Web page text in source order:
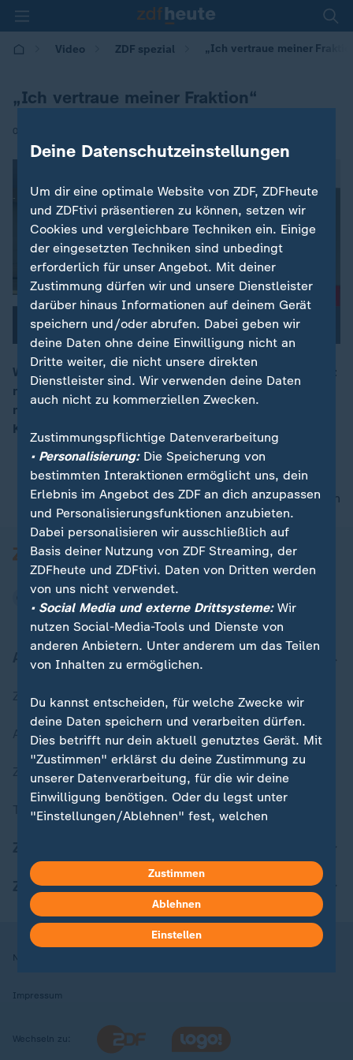
Video ZDF spezial „Ich vertraue meiner
„Ich vertraue meiner Fraktion“
06.05.2025 | 19:30
00:16
Wichtig sei, dass am Ende dieses Tages Friedrich Merz
neuer Bundeskanzler ist. Gemeinsam wolle man jetzt
nach vorne blicken, sagt der neue Finanzminister Lars
Klingbeil.
nach oben
Aktuell bei ZDFheute
Zuletzt veröffentlicht
Aktuelle Sendungs-Videos
ZDFheute Stories
Themen im Überblick
ZDFheute Apps
Nutzungsbedingungen
Impressum
Wechseln zu:
Deine Datenschutzeinstellungen
Um dir eine optimale Website von ZDF, ZDFheute
und ZDFtivi präsentieren zu können, setzen wir
Cookies und vergleichbare Techniken ein. Einige
der eingesetzten Techniken sind unbedingt
erforderlich für unser Angebot. Mit deiner
Zustimmung dürfen wir und unsere Dienstleister
darüber hinaus Informationen auf deinem Gerät
speichern und/oder abrufen. Dabei geben wir
deine Daten ohne deine Einwilligung nicht an
Dritte weiter, die nicht unsere direkten
Dienstleister sind. Wir verwenden deine Daten
auch nicht zu kommerziellen Zwecken.
Zustimmungspflichtige Datenverarbeitung
• Personalisierung:Die Speicherung von
bestimmten Interaktionen ermöglicht uns, dein
Erlebnis im Angebot des ZDF an dich anzupassen
und Personalisierungsfunktionen anzubieten.
Dabei personalisieren wir ausschließlich auf
Basis deiner Nutzung von ZDF Streaming, der
ZDFheute und ZDFtivi. Daten von Dritten werden
von uns nicht verwendet.
• Social Media und externe Drittsysteme:Wir
nutzen Social-Media-Tools und Dienste von
anderen Anbietern. Unter anderem um das Teilen
von Inhalten zu ermöglichen.
Du kannst entscheiden, für welche Zwecke wir
deine Daten speichern und verarbeiten dürfen.
Dies betrifft nur dein aktuell genutztes Gerät. Mit
"Zustimmen" erklärst du deine Zustimmung zu
unserer Datenverarbeitung, für die wir deine
Einwilligung benötigen. Oder du legst unter
"Einstellungen/Ablehnen" fest, welchen
kannst du jederzeit mit Wirkung für die Zukunft
in deinen Einstellungen widerrufen oder ändern.
Hier findest du das Impressum.
Weitere Informationen findest du in unserer
Zustimmen
Ablehnen
Einstellen